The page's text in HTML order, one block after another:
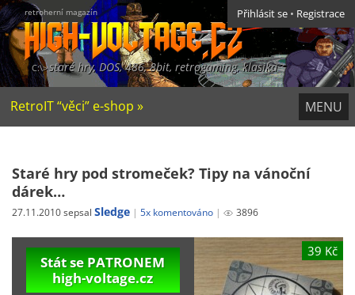
retroherní magazín
staré hry, DOS, 486, 8bit, retrogaming, klasika
Přihlásit se • Registrace
MENU
RetroIT “věci” e-shop »
Staré hry pod stromeček? Tipy na vánoční
dárek…
27.11.2010 sepsal Sledge 5x komentováno 3896
Stát se PATRONEM
high-voltage.cz
39 Kč